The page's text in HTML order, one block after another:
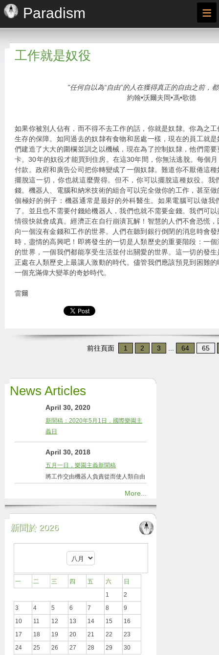
Paradism ≡
工作就是奴役
"任何自以為“自由”的人在獲得真正的自由之前，
約翰•沃爾夫岡•馮•歌德
如果你被別人佔有，而不得不去工作的話，你就是奴隸。你為之
生存的保障。如同過去的奴隸有食物和居處一樣，現在的員工就
們建造了大大的圍欄並訓之以機械，現在為了控制奴隸，他們需
卡。30年的奴役才能買到住房。在這30年間，你無法逃脫。每個
付款。政府和廣告公司把你轉變成了一個奴隸。難道你不厭倦這
擺脫這一切，你也就這麼覺得。但不，你可以擺脫這種奴役。我
錢。機器人、電腦和納米技術的組合可以完全做你的工作，甚至
個極好的例子：機器通常是最好的外科醫生。如果電腦可以做我
了。並且也不需要付錢給機器人，我們也就不需要金錢。我們可
情很快就會成真。經濟正在自行崩潰瓦解！智慧的人們不會恐慌
向一個沒有金錢和工作的世界。人們在聽到銀行倒閉的消息時會
時，盡情的高興吧！即將發生的一切是人類歷史的重要階段：一
的世界，一個我們都能享受生活並付出關愛的世界。這一切的發
正處在人類歷史上最讓人激動的時代。儘管我們應該預見到困難
一個充滿偉大變革的奇妙時代。
雷爾
前往頁面 1 2 3 64 65
News Articles
April 30, 2020
新聞稿：2020年5月1日，國際樂園主
義日
April 30, 2018
五月一日，樂園主義新聞稿
將工作交由機器人負責從而使人類自由
More...
新聞於 2026
一 二 三 四 五 六
日
1
2
3
4 5 6 7 8
9
10
11 12 13 14 15
16
17
18 19 20 21 22
23
24
25 26 27 28 29
30